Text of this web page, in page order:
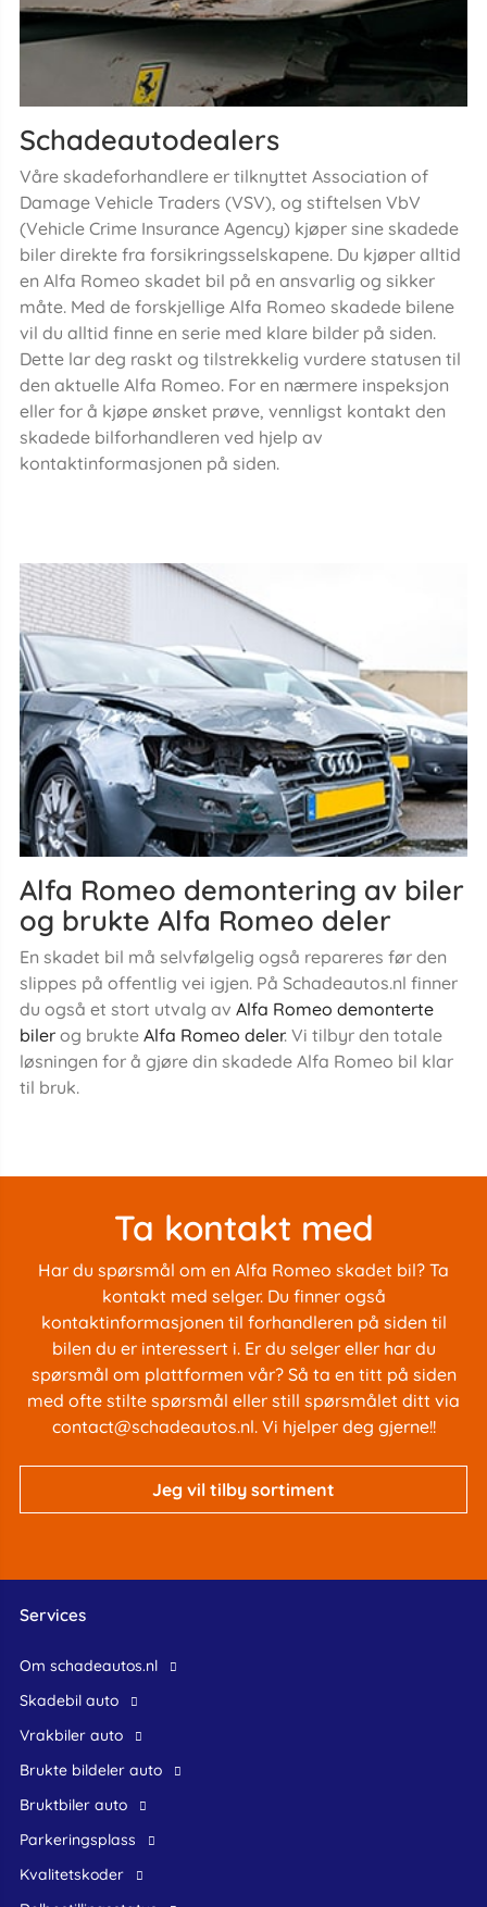
Schadeautodealers
Våre skadeforhandlere er tilknyttet Association of
Damage Vehicle Traders (VSV), og stiftelsen VbV
(Vehicle Crime Insurance Agency) kjøper sine skadede
biler direkte fra forsikringsselskapene. Du kjøper alltid
en Alfa Romeo skadet bil på en ansvarlig og sikker
måte. Med de forskjellige Alfa Romeo skadede bilene
vil du alltid finne en serie med klare bilder på siden.
Dette lar deg raskt og tilstrekkelig vurdere statusen til
den aktuelle Alfa Romeo. For en nærmere inspeksjon
eller for å kjøpe ønsket prøve, vennligst kontakt den
skadede bilforhandleren ved hjelp av
kontaktinformasjonen på siden.
Alfa Romeo demontering av biler
og brukte Alfa Romeo deler
En skadet bil må selvfølgelig også repareres før den
slippes på offentlig vei igjen. På Schadeautos.nl finner
du også et stort utvalg av Alfa Romeo demonterte
bilerog brukte Alfa Romeo deler. Vi tilbyr den totale
løsningen for å gjøre din skadede Alfa Romeo bil klar
til bruk.
Ta kontakt med
Har du spørsmål om en Alfa Romeo skadet bil? Ta
kontakt med selger. Du finner også
kontaktinformasjonen til forhandleren på siden til
bilen du er interessert i. Er du selger eller har du
spørsmål om plattformen vår? Så ta en titt på siden
med ofte stilte spørsmål eller still spørsmålet ditt via
contact@schadeautos.nl. Vi hjelper deg gjerne!!
Jeg vil tilby sortiment
Services
Om schadeautos.nl
skadebil auto
Vrakbiler auto
Brukte bildeler auto
bruktbiler auto
Parkeringsplass
Kvalitetskoder